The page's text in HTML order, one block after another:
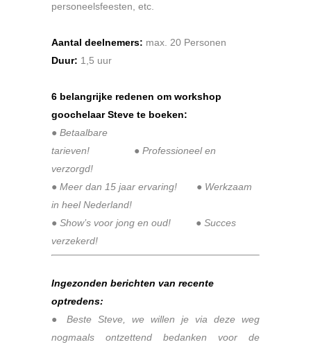
personeelsfeesten, etc.
Aantal deelnemers: max. 20 Personen
Duur: 1,5 uur
6 belangrijke redenen om workshop
goochelaar Steve te boeken:
● Betaalbare
tarieven! ● Professioneel en
verzorgd!
● Meer dan 15 jaar ervaring! ● Werkzaam
in heel Nederland!
● Show’s voor jong en oud! ● Succes
verzekerd!
Ingezonden berichten van recente
optredens:
● Beste Steve, we willen je via deze weg
nogmaals ontzettend bedanken voor de